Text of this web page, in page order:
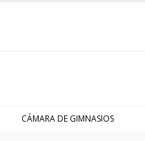
CÁMARA DE GIMNASIOS